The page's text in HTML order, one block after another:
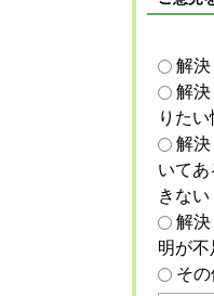
解
解
りた
解
いて
きない
解
明が
そ